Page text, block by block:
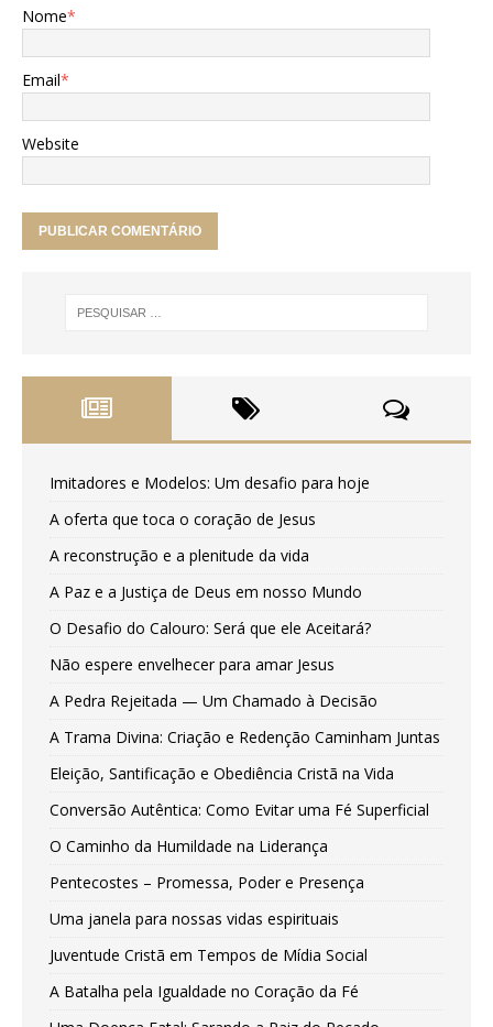
Nome*
Email*
Website
Imitadores e Modelos: Um desafio para hoje
A oferta que toca o coração de Jesus
A reconstrução e a plenitude da vida
A Paz e a Justiça de Deus em nosso Mundo
O Desafio do Calouro: Será que ele Aceitará?
Não espere envelhecer para amar Jesus
A Pedra Rejeitada — Um Chamado à Decisão
A Trama Divina: Criação e Redenção Caminham Juntas
Eleição, Santificação e Obediência Cristã na Vida
Conversão Autêntica: Como Evitar uma Fé Superficial
O Caminho da Humildade na Liderança
Pentecostes – Promessa, Poder e Presença
Uma janela para nossas vidas espirituais
Juventude Cristã em Tempos de Mídia Social
A Batalha pela Igualdade no Coração da Fé